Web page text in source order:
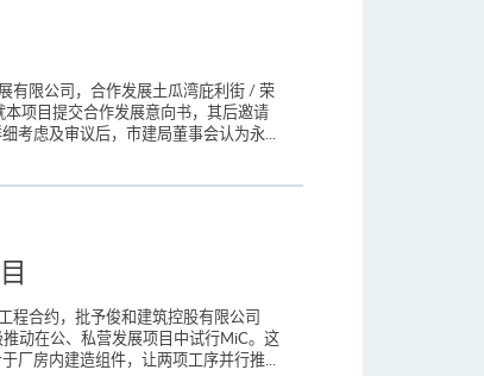
有限公司，合作发展土瓜湾庇利街 / 荣
项目提交合作发展意向书，其后邀请
考虑及审议后，市建局董事会认为永...
程合约，批予俊和建筑控股有限公司
动在公、私营发展项目中试行MiC。这
厂房内建造组件，让两项工序并行推...